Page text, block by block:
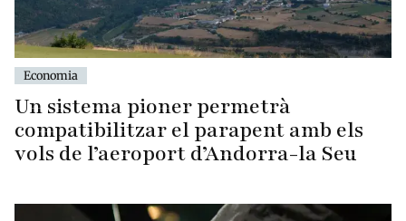
Economia
Un sistema pioner permetrà
compatibilitzar el parapent amb els
vols de l’aeroport d’Andorra-la Seu